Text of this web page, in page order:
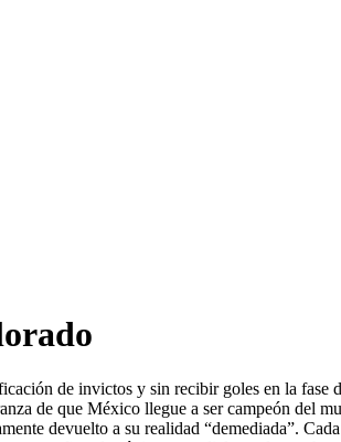
de invictos y sin recibir goles en la fase
de que México llegue a ser campeón del
devuelto a su realidad “demediada”.